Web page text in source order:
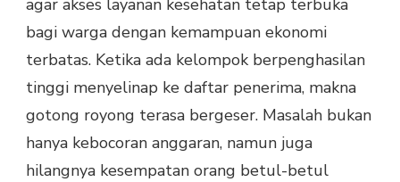
agar akses layanan kesehatan tetap terbuka
bagi warga dengan kemampuan ekonomi
terbatas. Ketika ada kelompok berpenghasilan
tinggi menyelinap ke daftar penerima, makna
gotong royong terasa bergeser. Masalah bukan
hanya kebocoran anggaran, namun juga
hilangnya kesempatan orang betul-betul